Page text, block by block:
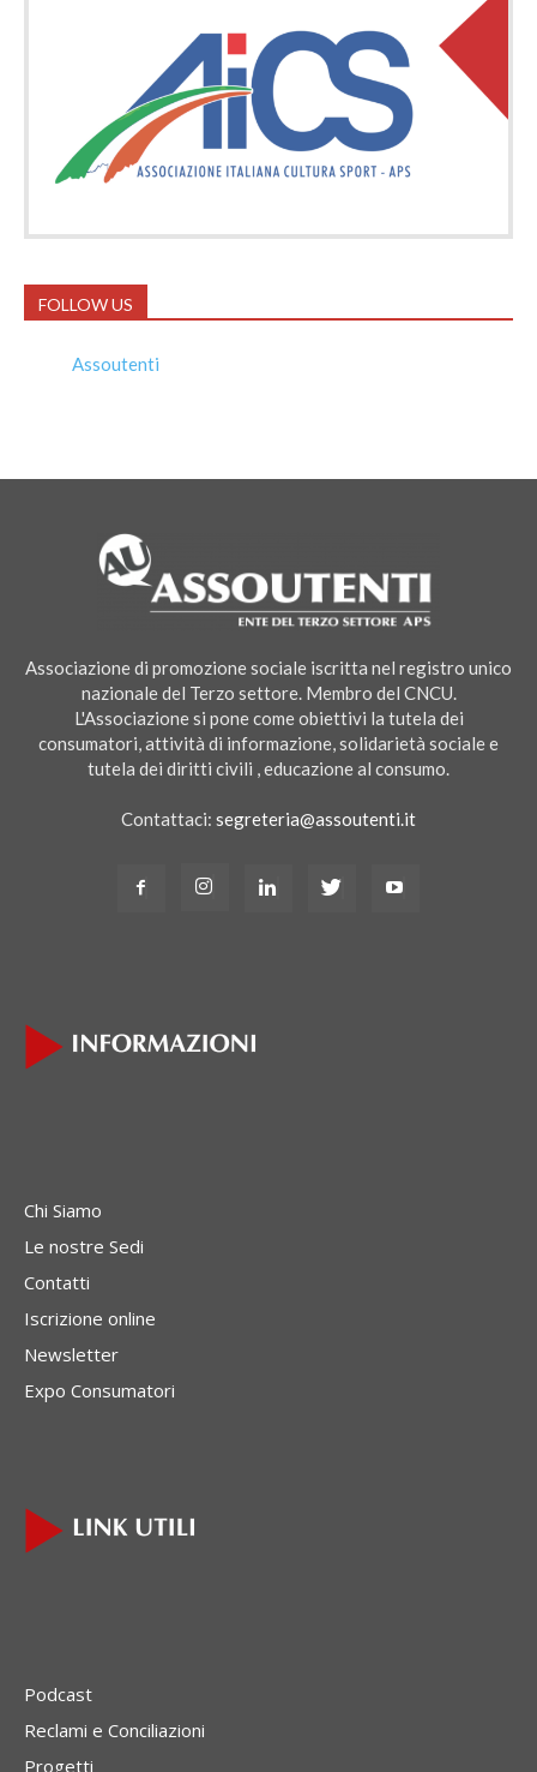
FOLLOW US
Assoutenti
Associazione di promozione sociale iscritta nel registro unico
nazionale del Terzo settore. Membro del CNCU.
L'Associazione si pone come obiettivi la tutela dei
consumatori, attività di informazione, solidarietà sociale e
tutela dei diritti civili , educazione al consumo.
Contattaci: segreteria@assoutenti.it
Chi Siamo
Le nostre Sedi
Contatti
Iscrizione online
Newsletter
Expo Consumatori
Podcast
Reclami e Conciliazioni
Progetti